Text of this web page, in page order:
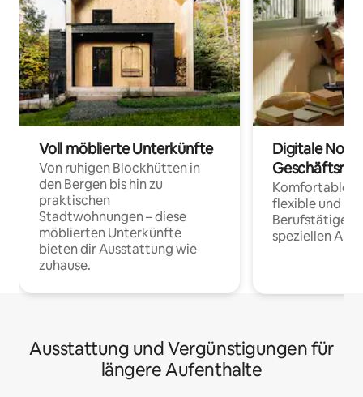
Voll möblierte Unterkünfte
Von ruhigen Blockhütten in
den Bergen bis hin zu
praktischen
Stadtwohnungen – diese
möblierten Unterkünfte
bieten dir Ausstattung wie
zuhause.
Digitale
Komfortable
flexible und
Berufstätige
speziellen
Ausstattung und Vergünstigungen für
längere Aufenthalte